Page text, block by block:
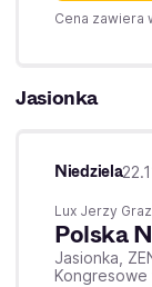
Cena zawiera
Jasionka
Niedziela
Lux Jerzy
Polska
Jasionka,
Kongresowe